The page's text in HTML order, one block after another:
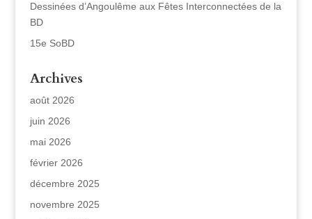
Dessinées d’Angoulême aux Fêtes Interconnectées de la
BD
15e SoBD
Archives
août 2026
juin 2026
mai 2026
février 2026
décembre 2025
novembre 2025